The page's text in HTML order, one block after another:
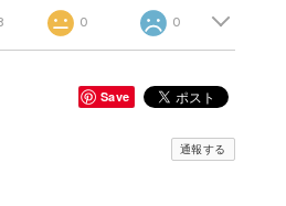
0 0
Save
通報する